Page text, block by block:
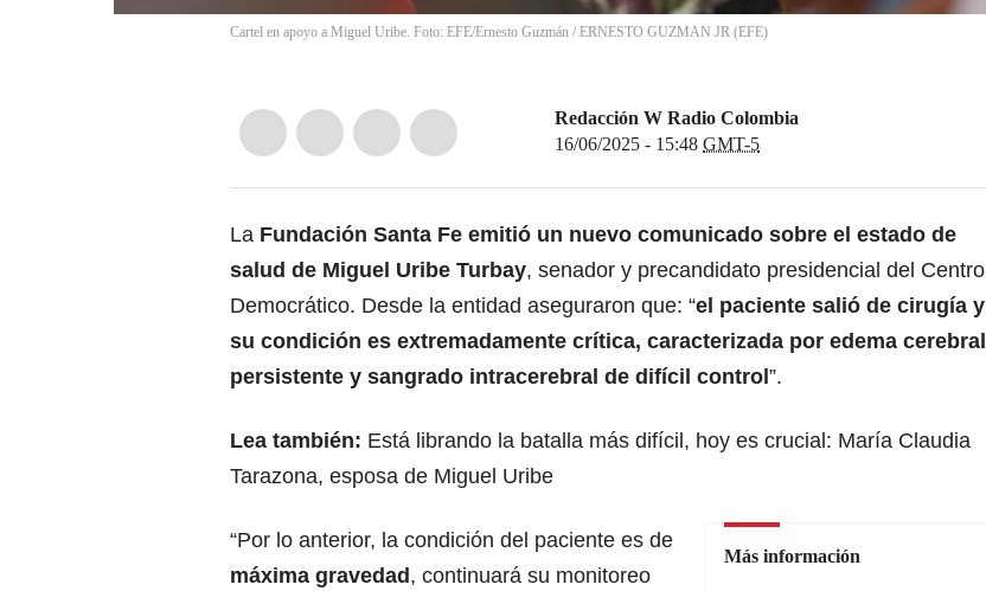
Cartel en apoyo a Miguel Uribe. Foto: EFE/Ernesto Guzmán / ERNESTO GUZMAN JR (EFE)
Redacción W Radio Colombia
16/06/2025 - 15:48 GMT-5
La Fundación Santa Fe emitió un nuevo comunicado sobre el estado de
salud de Miguel Uribe Turbay, senador y precandidato presidencial del Centro
Democrático. Desde la entidad aseguraron que: “el paciente salió de cirugía y
su condición es extremadamente crítica, caracterizada por edema cerebral
persistente y sangrado intracerebral de difícil control ”.
Lea también: Está librando la batalla más difícil, hoy es crucial: María Claudia
Tarazona, esposa de Miguel Uribe
Más información
“Por lo anterior, la condición del paciente es de
máxima gravedad , continuará su monitoreo